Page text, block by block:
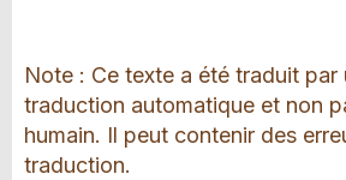
Note : Ce texte a été traduit par
traduction automatique et non
humain. Il peut contenir des
traduction.